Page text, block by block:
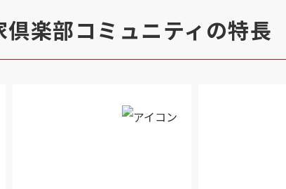
倶楽部コミュニティの特長